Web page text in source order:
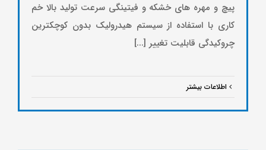
پيچ و مهره هاي خشكه و فيتينگي سرعت توليد بالا خم
كاري با استفاده از سيستم هيدروليك بدون كوچكترين
چروكيدگي قابليت تغيير [...]
اطلاعات بیشتر